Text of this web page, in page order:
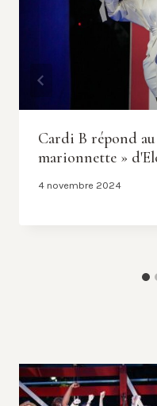
Cardi B répond
marionnette »
4 novembre 2024